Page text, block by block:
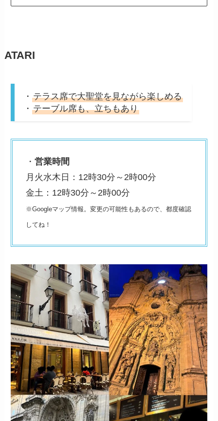
ATARI
・テラス席で大聖堂を見ながら楽しめる
・テーブル席も、立ちもあり
・営業時間
月火水木日：12時30分～2時00分
金土：12時30分～2時00分
※Googleマップ情報。変更の可能性もあるので、都度確認
してね！